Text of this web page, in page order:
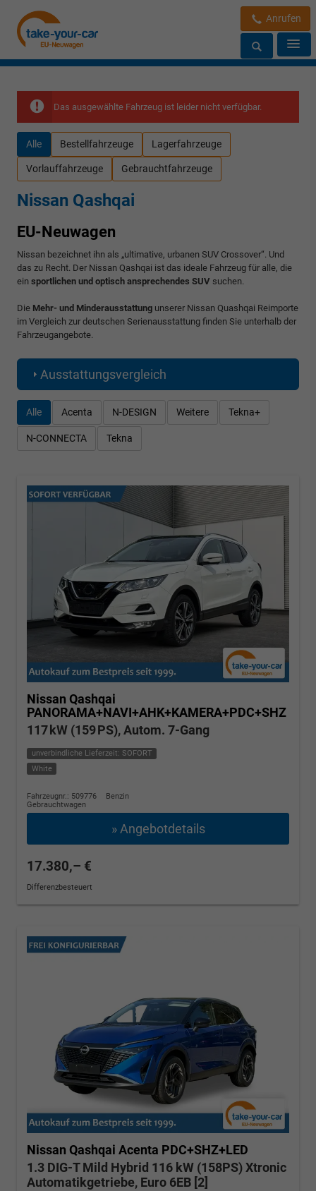
Anrufen
Das ausgewählte Fahrzeug ist leider nicht verfügbar.
Alle Bestellfahrzeuge Lagerfahrzeuge
Vorlauffahrzeuge Gebrauchtfahrzeuge
Nissan Qashqai
EU-Neuwagen
Nissan bezeichnet ihn als „ultimative, urbanen SUV Crossover“. Und
das zu Recht. Der Nissan Qashqai ist das ideale Fahrzeug für alle, die
ein sportlichen und optisch ansprechendes SUV suchen.
Die Mehr- und Minderausstattung unserer Nissan Quashqai Reimporte
im Vergleich zur deutschen Serienausstattung finden Sie unterhalb der
Fahrzeugangebote.
Ausstattungsvergleich
Alle Acenta N-DESIGN Weitere Tekna+
N-CONNECTA Tekna
Nissan Qashqai
PANORAMA+NAVI+AHK+KAMERA+PDC+SHZ
117 kW (159 PS), Autom. 7-Gang
unverbindliche Lieferzeit: SOFORT
White
Fahrzeugnr.: 509776
Benzin
Gebrauchtwagen
» Angebotdetails
17.380,– €
Differenzbesteuert
Nissan Qashqai Acenta PDC+SHZ+LED
1.3 DIG-T Mild Hybrid 116 kW (158PS) Xtronic
Automatikgetriebe, Euro 6EB [2]